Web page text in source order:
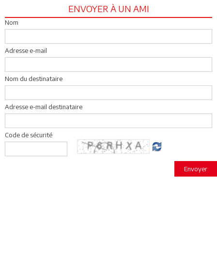
ENVOYER À UN AMI
Nom
Adresse e-mail
Nom du destinataire
Adresse e-mail destinataire
Code de sécurité
Envoyer